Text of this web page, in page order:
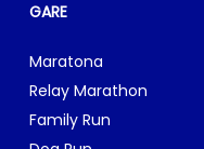
GARE
Maratona
Relay Marathon
Family Run